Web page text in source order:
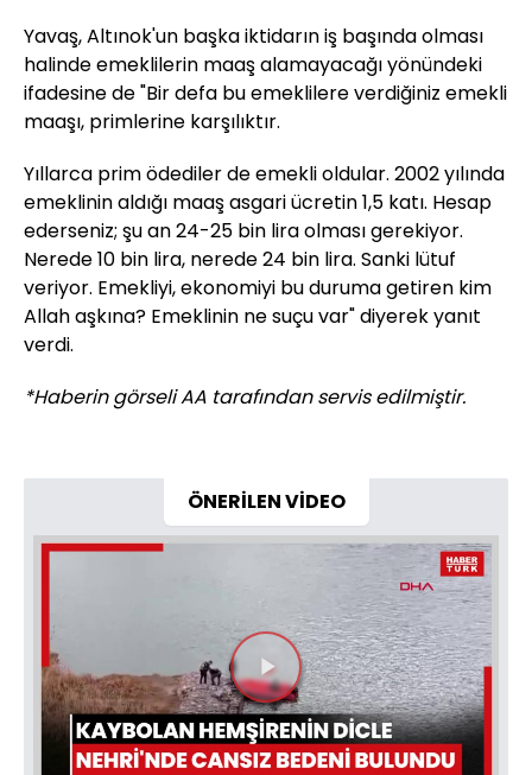
Yavaş, Altınok'un başka iktidarın iş başında olması
halinde emeklilerin maaş alamayacağı yönündeki
ifadesine de "Bir defa bu emeklilere verdiğiniz emekli
maaşı, primlerine karşılıktır.
Yıllarca prim ödediler de emekli oldular. 2002 yılında
emeklinin aldığı maaş asgari ücretin 1,5 katı. Hesap
ederseniz; şu an 24-25 bin lira olması gerekiyor.
Nerede 10 bin lira, nerede 24 bin lira. Sanki lütuf
veriyor. Emekliyi, ekonomiyi bu duruma getiren kim
Allah aşkına? Emeklinin ne suçu var" diyerek yanıt
verdi.
*Haberin görseli AA tarafından servis edilmiştir.
ÖNERİLEN VİDEO
Videoyu
Oynat